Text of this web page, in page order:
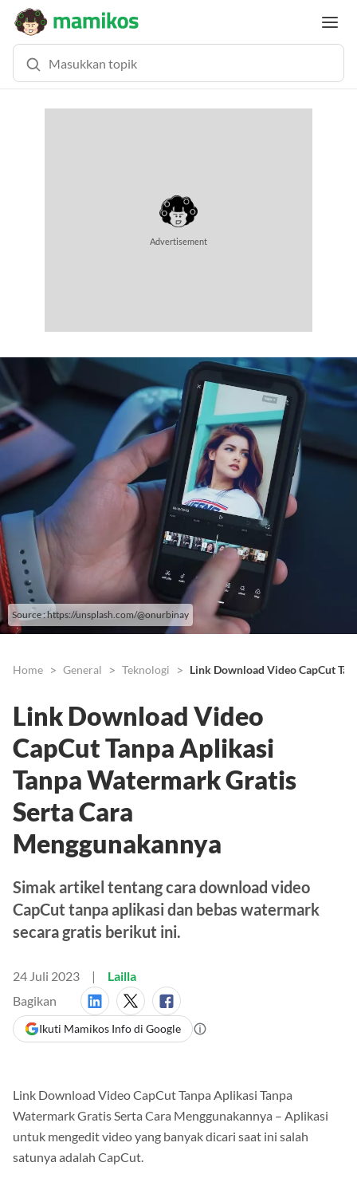
Advertisement
Source : https://unsplash.com/@onurbinay
Home General Teknologi Link Download Video CapCut
Link Download Video
CapCut Tanpa Aplikasi
Tanpa Watermark Gratis
Serta Cara
Menggunakannya
Simak artikel tentang cara download video
CapCut tanpa aplikasi dan bebas watermark
secara gratis berikut ini.
24 Juli 2023
Lailla
Bagikan
Ikuti Mamikos Info di Google
Link Download Video CapCut Tanpa Aplikasi Tanpa
Watermark Gratis Serta Cara Menggunakannya – Aplikasi
untuk mengedit video yang banyak dicari saat ini salah
satunya adalah CapCut.